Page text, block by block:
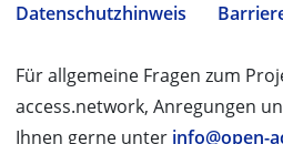
Datenschutzhinweis
Für allgemeine Fragen zum
access.network, Anregungen
Ihnen gerne unter info@open-